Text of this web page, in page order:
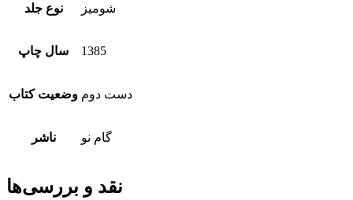
نوع جلد شومیز
سال چاپ 1385
وضعیت کتاب دست دوم
ناشر گام نو
نقد و بررسی‌ها